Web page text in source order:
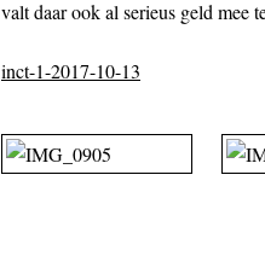
valt daar ook al serieus geld mee
inct-1-2017-10-13